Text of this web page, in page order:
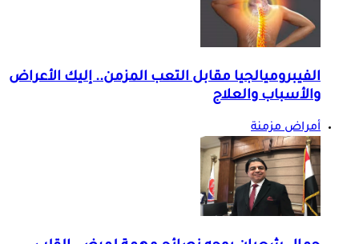
الفيبروميالجيا مقابل التعب المزمن.. إليك الأعراض
والأسباب والعلاج
أمراض مزمنة